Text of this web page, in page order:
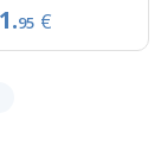
1.95 €